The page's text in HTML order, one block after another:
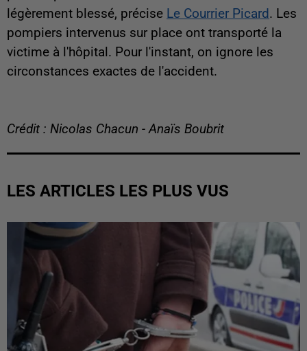
légèrement blessé, précise Le Courrier Picard. Les
pompiers intervenus sur place ont transporté la
victime à l'hôpital. Pour l'instant, on ignore les
circonstances exactes de l'accident.
Crédit : Nicolas Chacun - Anaïs Boubrit
LES ARTICLES LES PLUS VUS